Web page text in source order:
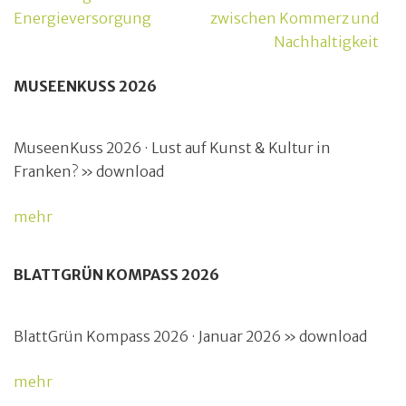
Energieversorgung
zwischen Kommerz und
Nachhaltigkeit
MUSEENKUSS 2026
MuseenKuss 2026 · Lust auf Kunst & Kultur in
Franken? » download
mehr
BLATTGRÜN KOMPASS 2026
BlattGrün Kompass 2026 · Januar 2026 » download
mehr